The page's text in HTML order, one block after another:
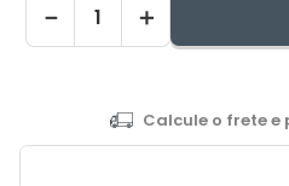
＋
－